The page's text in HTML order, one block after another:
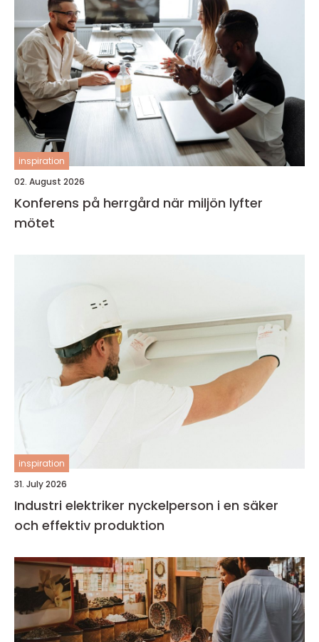
inspiration
02. August 2026
Konferens på herrgård när miljön lyfter
mötet
inspiration
31. July 2026
Industri elektriker nyckelperson i en säker
och effektiv produktion